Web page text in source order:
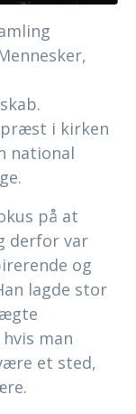
i kirken
national
på at
derfor var
og
lagde stor
man
et sted,